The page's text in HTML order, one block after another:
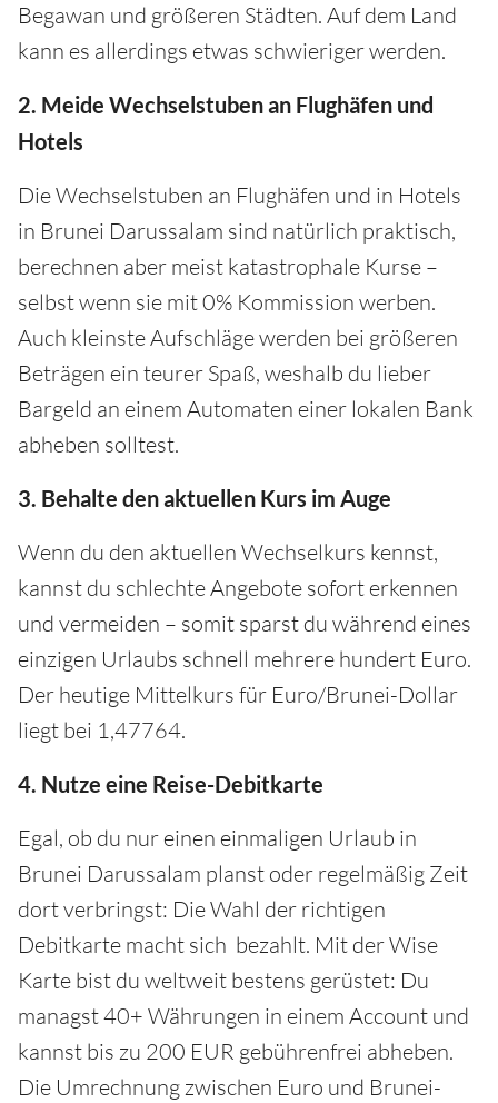
Begawan und größeren Städten. Auf dem Land
kann es allerdings etwas schwieriger werden.
2. Meide Wechselstuben an Flughäfen und
Hotels
Die Wechselstuben an Flughäfen und in Hotels
in Brunei Darussalam sind natürlich praktisch,
berechnen aber meist katastrophale Kurse –
selbst wenn sie mit 0% Kommission werben.
Auch kleinste Aufschläge werden bei größeren
Beträgen ein teurer Spaß, weshalb du lieber
Bargeld an einem Automaten einer lokalen Bank
abheben solltest.
3. Behalte den aktuellen Kurs im Auge
Wenn du den aktuellen Wechselkurs kennst,
kannst du schlechte Angebote sofort erkennen
und vermeiden – somit sparst du während eines
einzigen Urlaubs schnell mehrere hundert Euro.
Der heutige Mittelkurs für Euro/Brunei-Dollar
liegt bei 1,47764.
4. Nutze eine Reise-Debitkarte
Egal, ob du nur einen einmaligen Urlaub in
Brunei Darussalam planst oder regelmäßig Zeit
dort verbringst: Die Wahl der richtigen
Debitkarte macht sich bezahlt. Mit der Wise
Karte bist du weltweit bestens gerüstet: Du
managst 40+ Währungen in einem Account und
kannst bis zu 200 EUR gebührenfrei abheben.
Die Umrechnung zwischen Euro und Brunei-